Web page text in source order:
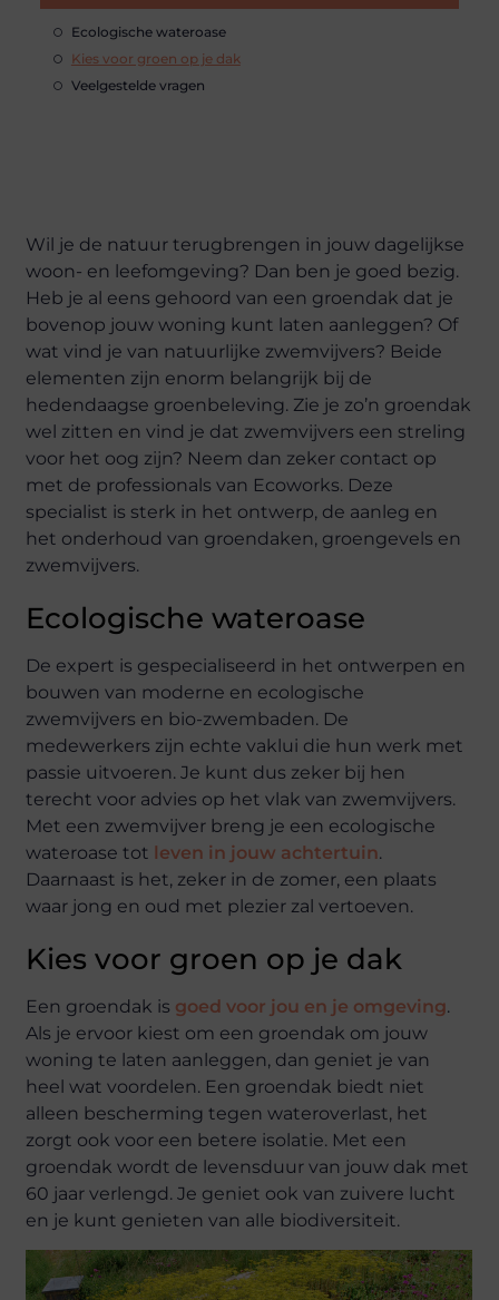
Ecologische wateroase
Kies voor groen op je dak
Veelgestelde vragen
Wil je de natuur terugbrengen in jouw dagelijkse
woon- en leefomgeving? Dan ben je goed bezig.
Heb je al eens gehoord van een groendak dat je
bovenop jouw woning kunt laten aanleggen? Of
wat vind je van natuurlijke zwemvijvers? Beide
elementen zijn enorm belangrijk bij de
hedendaagse groenbeleving. Zie je zo’n groendak
wel zitten en vind je dat zwemvijvers een streling
voor het oog zijn? Neem dan zeker contact op
met de professionals van Ecoworks. Deze
specialist is sterk in het ontwerp, de aanleg en
het onderhoud van groendaken, groengevels en
zwemvijvers.
Ecologische wateroase
De expert is gespecialiseerd in het ontwerpen en
bouwen van moderne en ecologische
zwemvijvers en bio-zwembaden. De
medewerkers zijn echte vaklui die hun werk met
passie uitvoeren. Je kunt dus zeker bij hen
terecht voor advies op het vlak van zwemvijvers.
Met een zwemvijver breng je een ecologische
wateroase tot leven in jouw achtertuin.
Daarnaast is het, zeker in de zomer, een plaats
waar jong en oud met plezier zal vertoeven.
Kies voor groen op je dak
Een groendak is goed voor jou en je omgeving.
Als je ervoor kiest om een groendak om jouw
woning te laten aanleggen, dan geniet je van
heel wat voordelen. Een groendak biedt niet
alleen bescherming tegen wateroverlast, het
zorgt ook voor een betere isolatie. Met een
groendak wordt de levensduur van jouw dak met
60 jaar verlengd. Je geniet ook van zuivere lucht
en je kunt genieten van alle biodiversiteit.